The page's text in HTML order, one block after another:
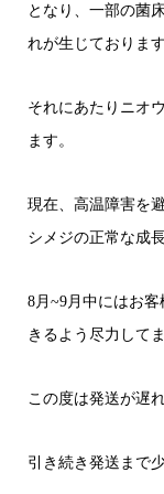
となり、一部の菌
れが生じております
それにあたりニオ
ます。
現在、高温障害を
シメジの正常な成
8月~9月中にはお
きるよう尽力して
この度は発送が遅
引き続き発送まで